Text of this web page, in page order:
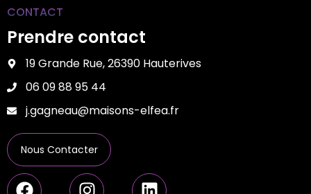
CONTACT
Prendre contact
19 Grande Rue, 26390 Hauterives
06 09 88 95 44
j.gagneau@maisons-elfea.fr
Nous Contacter